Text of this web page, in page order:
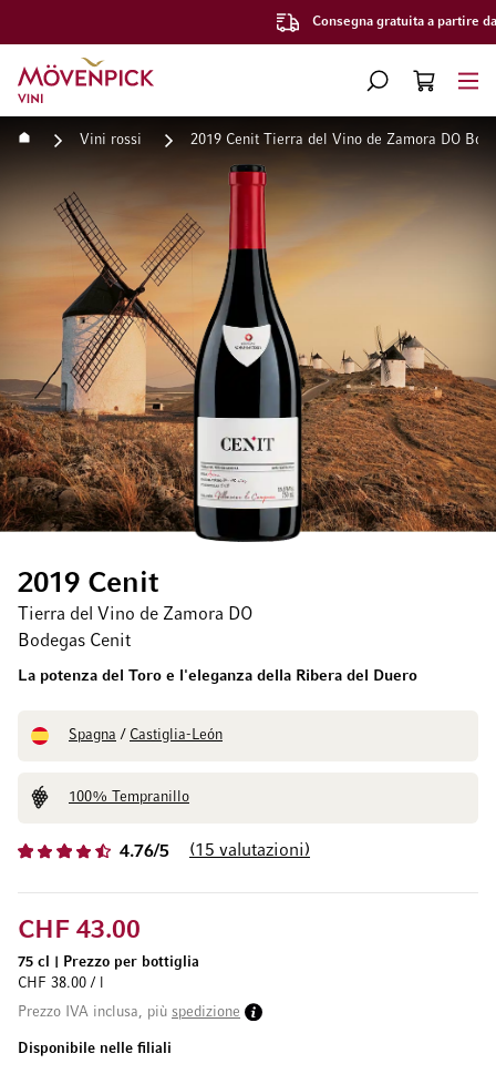
Consegna gratuita a partire da CHF 300.–
Vai alla Home Page
CERCA
CART
Home Vini rossi 2019 Cenit Tierra del Vino de Zamora DO
4.76/5 15 valutazioni
2019 Cenit
Tierra del Vino de Zamora DO
Bodegas Cenit
La potenza del Toro e l'eleganza della Ribera del Duero
Spagna / Castiglia-León
100% Tempranillo
CHF 43.00
75 cl
Prezzo per bottiglia
CHF 38.00 / l
Prezzo IVA inclusa, più spedizione
Disponibile nelle filiali
Vai alla fine della galleria di immagini